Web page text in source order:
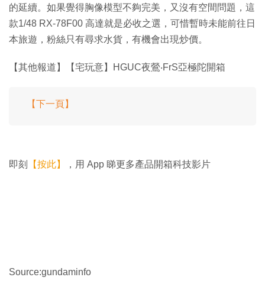
的延續。如果覺得胸像模型不夠完美，又沒有空間問題，這
款1/48 RX-78F00 高達就是必收之選，可惜暫時未能前往日
本旅遊，粉絲只有尋求水貨，有機會出現炒價。
【其他報道】【宅玩意】HGUC夜鶯‧FrS亞極陀開箱
【下一頁】
即刻 【按此】 ，用 App 睇更多產品開箱科技影片
Source:gundaminfo